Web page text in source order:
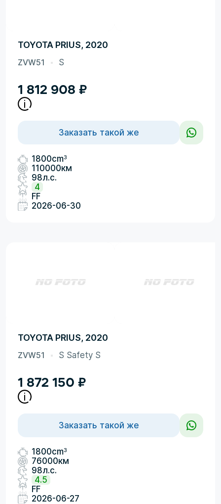
TOYOTA PRIUS, 2020
ZVW51 S
1 812 908 ₽
Заказать такой же
1800cm3
110000км
98л.с.
4
FF
2026-06-30
TOYOTA PRIUS, 2020
ZVW51 S Safety S
1 872 150 ₽
Заказать такой же
1800cm3
76000км
98л.с.
4.5
FF
2026-06-27